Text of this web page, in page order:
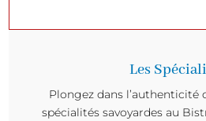
Les
Plongez dans l’authenticité
spécialités savoyardes au